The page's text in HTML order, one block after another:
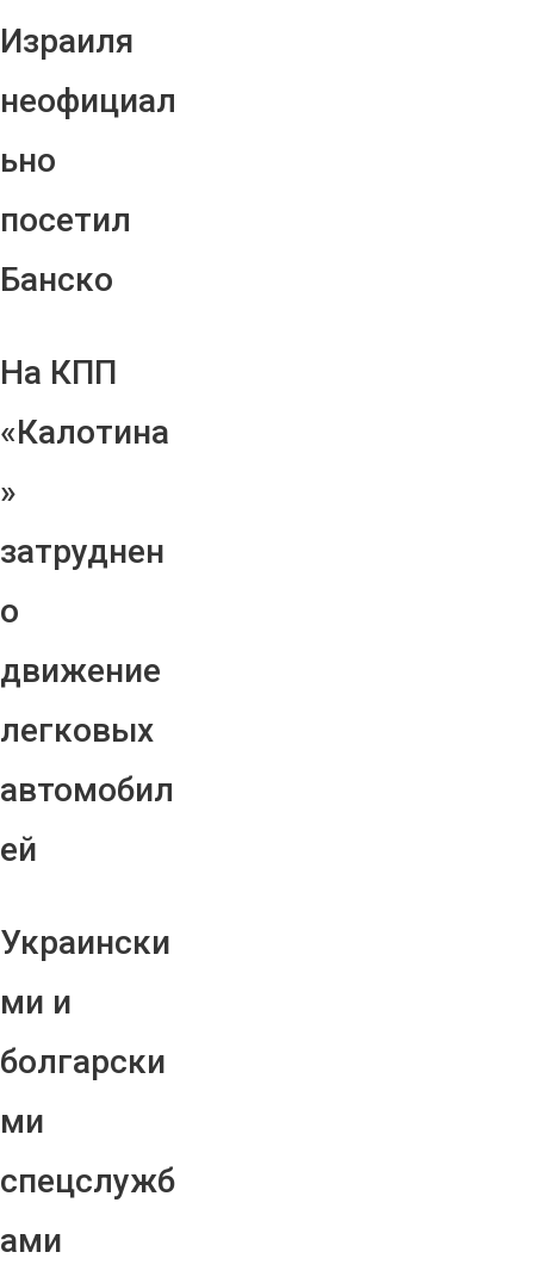
Израиля
неофициал
ьно
посетил
Банско
На КПП
«Калотина
»
затруднен
о
движение
легковых
автомобил
ей
Украински
ми и
болгарски
ми
спецслужб
ами